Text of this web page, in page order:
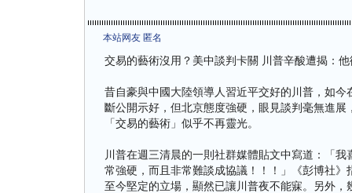
本站网友 匿名
交易的藝術沒用？美中談判卡關 川普辛酸遭揭：他
昔自豪與中國大陸領導人習近平交好的川普，如
斷公開示好，但北京態度強硬，眼見談判毫無進
「交易的藝術」似乎不再靈光。
川普在週三清晨的一則社群媒體貼文中寫道：「
常強硬，而且非常難談成協議！！！」《彭博社
至今堅定的立場，顯然已讓川普夜不能寐。另外